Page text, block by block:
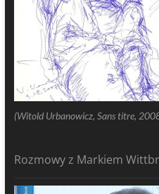
(Witold Urbanowicz, Sans titre,
Rozmowy z Markiem